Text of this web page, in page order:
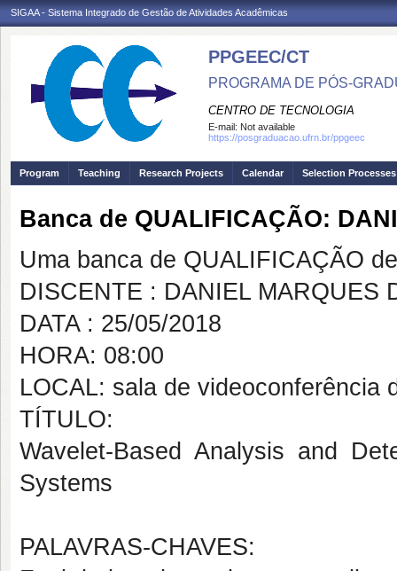
SIGAA - Sistema Integrado de Gestão de Atividades Acadêmicas
PPGEEC/CT
PROGRAMA DE PÓS-
CENTRO DE TECNOLOGIA
E-mail: Not available
https://posgraduacao.ufrn.br/ppgeec
Program Teaching Research Projects Calendar Selection Processes
Banca de QUALIFICAÇÃO:
Uma banca de QUALIFICAÇÃO
DISCENTE : DANIEL MARQUES
DATA : 25/05/2018
HORA: 08:00
LOCAL: sala de videoconferência
TÍTULO:
Wavelet-Based Analysis and
Systems
PALAVRAS-CHAVES: